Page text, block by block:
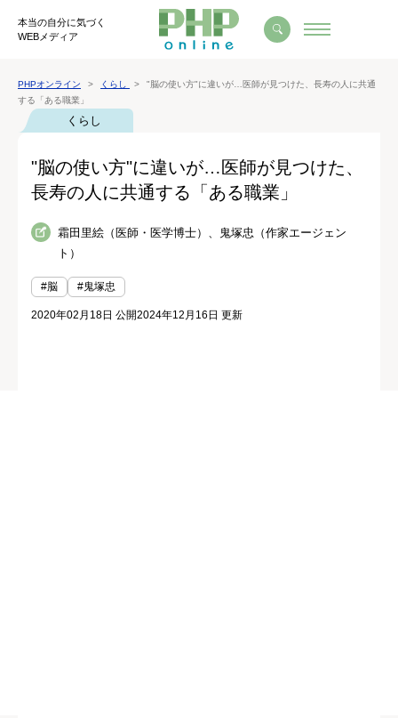
本当の自分に気づく
WEBメディア
PHPオンライン くらし
"脳の使い方"に違いが…医師が見つけた、長寿の人に共通
する「ある職業」
くらし
"脳の使い方"に違いが…医師が見つけた、
長寿の人に共通する「ある職業」
霜田里絵（医師・医学博士）、鬼塚忠（作家エージェン
ト）
#脳 #鬼塚忠
2020年02月18日 公開2024年12月16日 更新